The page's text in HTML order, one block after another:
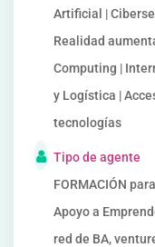
Artificial |
Realidad
Computing |
y Logística |
tecnologías
Tipo de agente
FORMACIÓN
Apoyo a
red de BA,